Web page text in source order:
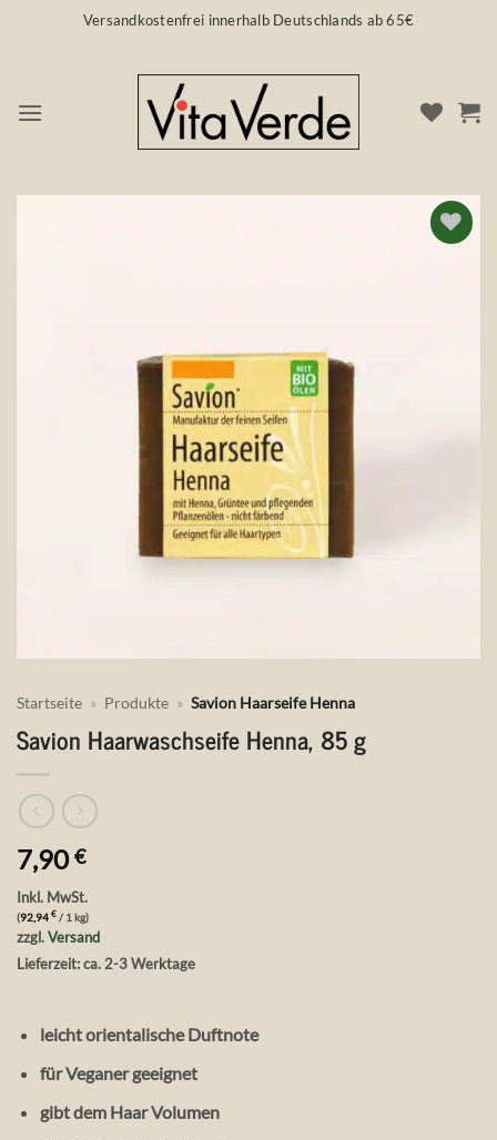
Versandkostenfrei innerhalb Deutschlands ab 65€
Startseite » Produkte » Savion Haarseife Henna
Savion Haarwaschseife Henna, 85 g
7,90€
Inkl. MwSt.
(92,94 € / 1 kg)
zzgl.Versand
Lieferzeit: ca. 2-3 Werktage
leicht orientalische Duftnote
für Veganer geeignet
gibt dem Haar Volumen